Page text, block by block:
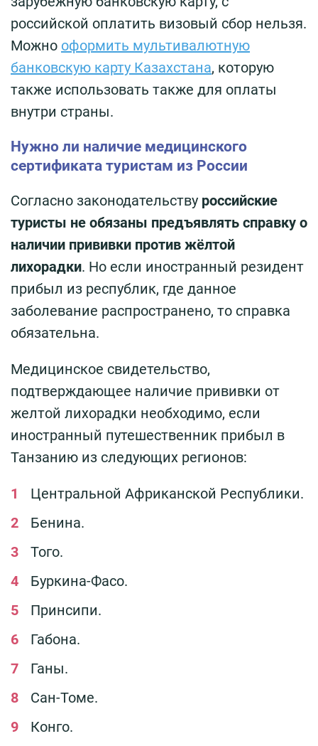
российской оплатить визовый сбор нельзя.
Можно оформить мультивалютную
банковскую карту Казахстана, которую
также использовать также для оплаты
внутри страны.
Нужно ли наличие медицинского
сертификата туристам из России
Согласно законодательству российские
туристы не обязаны предъявлять справку о
наличии прививки против жёлтой
лихорадки. Но если иностранный резидент
прибыл из республик, где данное
заболевание распространено, то справка
обязательна.
Медицинское свидетельство,
подтверждающее наличие прививки от
желтой лихорадки необходимо, если
иностранный путешественник прибыл в
Танзанию из следующих регионов:
Центральной Африканской Республики.
Бенина.
Того.
Буркина-Фасо.
Принсипи.
Габона.
Ганы.
Сан-Томе.
Конго.